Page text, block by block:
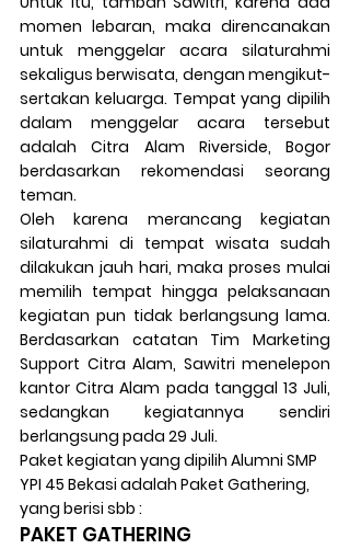
momen lebaran, maka direncanakan
untuk menggelar acara silaturahmi
sekaligus berwisata, dengan mengikut-
sertakan keluarga. Tempat yang dipilih
dalam menggelar acara tersebut
adalah Citra Alam Riverside, Bogor
berdasarkan rekomendasi seorang
teman.
Oleh karena merancang kegiatan
silaturahmi di tempat wisata sudah
dilakukan jauh hari, maka proses mulai
memilih tempat hingga pelaksanaan
kegiatan pun tidak berlangsung lama.
Berdasarkan catatan Tim Marketing
Support Citra Alam, Sawitri menelepon
kantor Citra Alam pada tanggal 13 Juli,
sedangkan kegiatannya sendiri
berlangsung pada 29 Juli.
Paket kegiatan yang dipilih Alumni SMP
YPI 45 Bekasi adalah Paket Gathering,
yang berisi sbb :
PAKET GATHERING